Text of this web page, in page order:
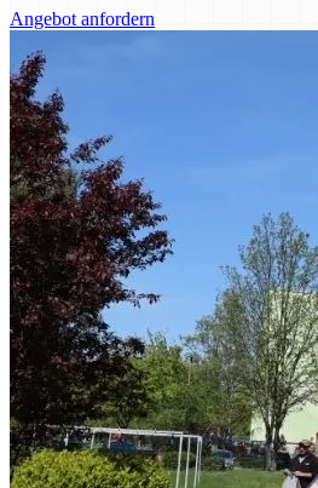
Angebot anfordern